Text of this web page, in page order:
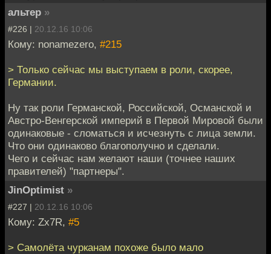
альтер »
#226 | 20.12.16 10:06
Кому: nonamezero, #215
> Только сейчас мы выступаем в роли, скорее,
Германии.
Ну так роли Германской, Российской, Османской и
Австро-Венгерской империй в Первой Мировой были
одинаковые - сломаться и исчезнуть с лица земли.
Что они одинаково благополучно и сделали.
Чего и сейчас нам желают наши (точнее наших
правителей) "партнеры".
JinOptimist »
#227 | 20.12.16 10:06
Кому: Zx7R, #5
> Самолёта чурканам похоже было мало